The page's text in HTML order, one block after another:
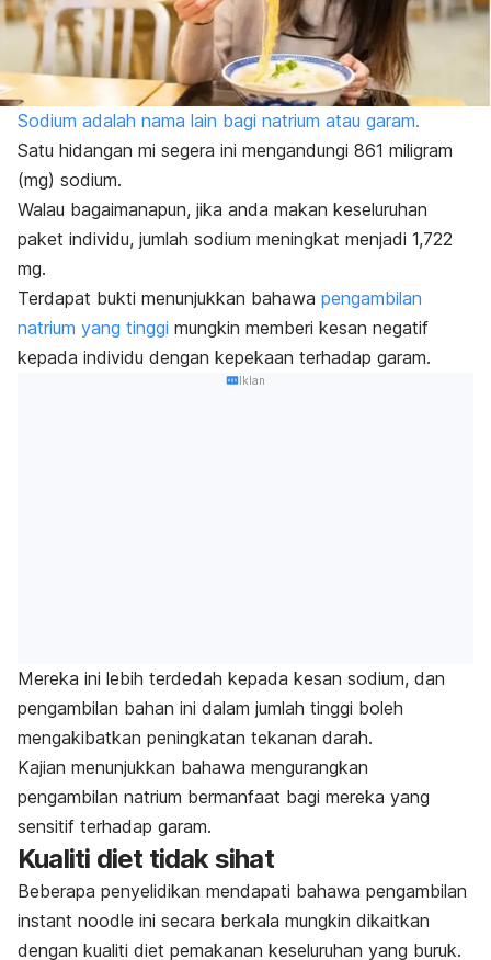
Sodium adalah nama lain bagi natrium atau garam.
Satu hidangan mi segera ini mengandungi 861 miligram
(mg) sodium.
Walau bagaimanapun, jika anda makan keseluruhan
paket individu, jumlah sodium meningkat menjadi 1,722
mg.
Terdapat bukti menunjukkan bahawa pengambilan
natrium yang tinggi mungkin memberi kesan negatif
kepada individu dengan kepekaan terhadap garam.
Iklan
Mereka ini lebih terdedah kepada kesan sodium, dan
pengambilan bahan ini dalam jumlah tinggi boleh
mengakibatkan peningkatan tekanan darah.
Kajian menunjukkan bahawa mengurangkan
pengambilan natrium bermanfaat bagi mereka yang
sensitif terhadap garam.
Kualiti diet tidak sihat
Beberapa penyelidikan mendapati bahawa pengambilan
instant noodle ini secara berkala mungkin dikaitkan
dengan kualiti diet pemakanan keseluruhan yang buruk.